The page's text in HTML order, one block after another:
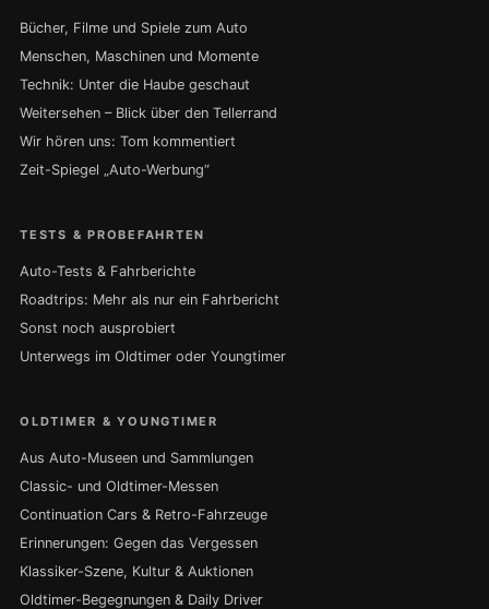
Bücher, Filme und Spiele zum Auto
Menschen, Maschinen und Momente
Technik: Unter die Haube geschaut
Weitersehen – Blick über den Tellerrand
Wir hören uns: Tom kommentiert
Zeit-Spiegel „Auto-Werbung“
TESTS & PROBEFAHRTEN
Auto-Tests & Fahrberichte
Roadtrips: Mehr als nur ein Fahrbericht
Sonst noch ausprobiert
Unterwegs im Oldtimer oder Youngtimer
OLDTIMER & YOUNGTIMER
Aus Auto-Museen und Sammlungen
Classic- und Oldtimer-Messen
Continuation Cars & Retro-Fahrzeuge
Erinnerungen: Gegen das Vergessen
Klassiker-Szene, Kultur & Auktionen
Oldtimer-Begegnungen & Daily Driver